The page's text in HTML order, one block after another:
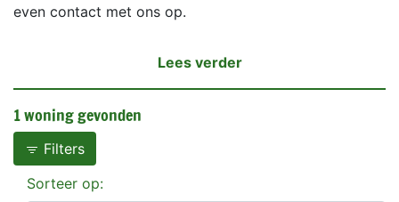
even contact met ons op.
Lees verder
1 woning gevonden
Filters
Sorteer op: